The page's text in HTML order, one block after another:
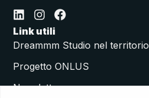
Link utili
Dreammm Studio nel territorio
Progetto ONLUS
Newsletter